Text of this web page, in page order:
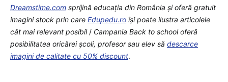
Dreamstime.com sprijină educaţia din România şi oferă gratuit
imagini stock prin care Edupedu.ro îşi poate ilustra articolele
cât mai relevant posibil/ Campania Back to school oferă
posibilitatea oricărei școli, profesor sau elev să descarce
imagini de calitate cu 50% discount.